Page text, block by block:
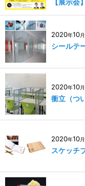
2020年10月
シールテ
2020年10月
衝立（つ
2020年10月
スケッチ